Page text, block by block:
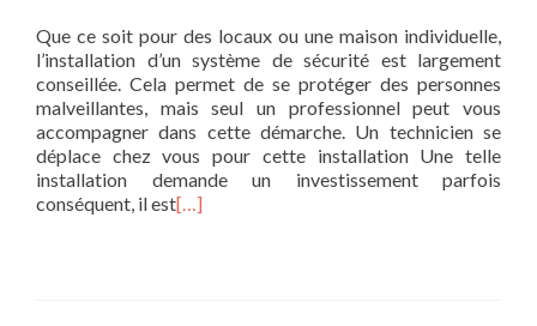
Que ce soit pour des locaux ou une maison individuelle,
l’installation d’un système de sécurité est largement
conseillée. Cela permet de se protéger des personnes
malveillantes, mais seul un professionnel peut vous
accompagner dans cette démarche. Un technicien se
déplace chez vous pour cette installation Une telle
installation demande un investissement parfois
conséquent, il est[…]